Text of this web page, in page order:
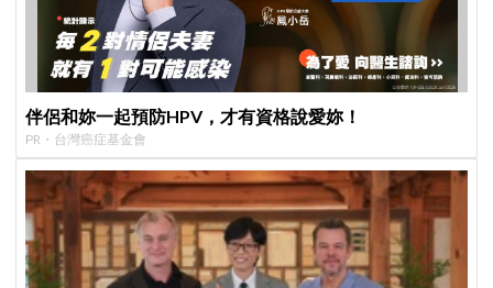
伴侶和妳一起預防HPV，才有資格說愛妳！
PR・台灣癌症基金會